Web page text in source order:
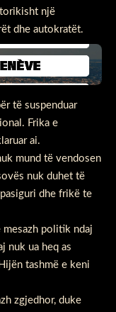
një
dhe autokratët.
të suspenduar
Frika e
ai.
mund të vendosen
nuk duhet të
dhe frikë te
mesazh politik ndaj
nuk ua heq as
tashmë e keni
zgjedhor, duke